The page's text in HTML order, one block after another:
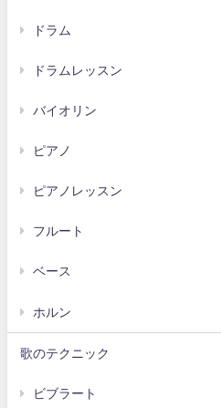
ドラム
ドラムレッスン
バイオリン
ピアノ
ピアノレッスン
フルート
ベース
ホルン
歌のテクニック
ビブラート